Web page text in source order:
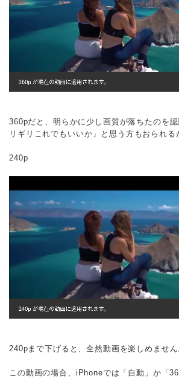
360pだと、明らかに少し画質が落ちたのを
リギリこれでもいいか」と思う方もおられる
240p
240pまで下げると、全然動画を楽しめません
この動画の場合、iPhoneでは「自動」か「